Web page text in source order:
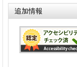
追加情報